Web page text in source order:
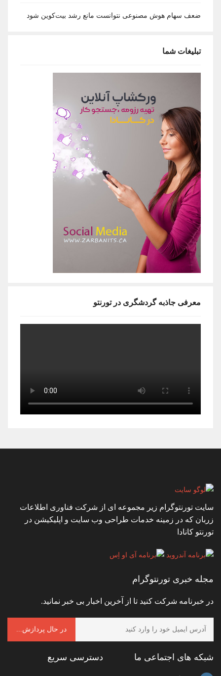
ضعف سهام هوش مصنوعی نتوانست مانع رشد بیت‌کوین شود
تبلیغات شما
معرفی جاذبه گردشگری در تورنتو
سایت تورنتوگرام زیر مجموعه ای از شرکت فناوری اطلاعات
زربان که در زمینه خدمات طراحی وب سایت و اپلیکیشن در
تورنتو کانادا
مجله خبری تورنتوگرام
در خبرنامه شرکت کنید تا از آخرین اخبار بی خبر نمانید.
شبکه های اجتماعی ما دسترسی سریع